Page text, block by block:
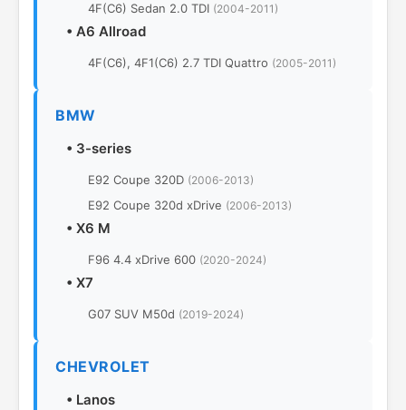
4F(C6) Sedan 2.0 TDI (2004-2011)
• A6 Allroad
4F(C6), 4F1(C6) 2.7 TDI Quattro (2005-2011)
BMW
• 3-series
E92 Coupe 320D (2006-2013)
E92 Coupe 320d xDrive (2006-2013)
• X6 M
F96 4.4 xDrive 600 (2020-2024)
• X7
G07 SUV M50d (2019-2024)
CHEVROLET
• Lanos